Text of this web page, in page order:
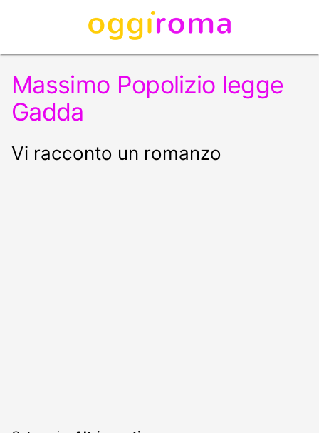
Massimo Popolizio legge
Gadda
Vi racconto un romanzo